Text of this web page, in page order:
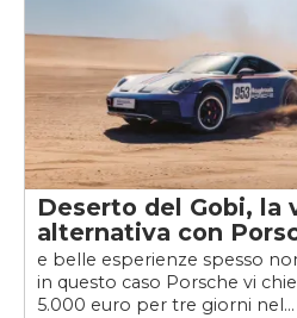
Deserto del Gobi, la
alternativa con
e belle esperienze spesso
in questo caso Porsche vi
5.000 euro per tre giorni nel...